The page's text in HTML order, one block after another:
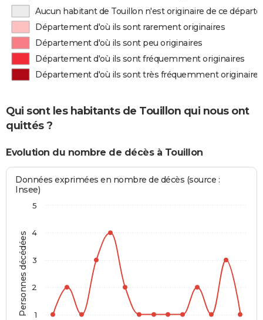
Aucun habitant de Touillon n'est originaire de ce
Département d'où ils sont rarement originaires
Département d'où ils sont peu originaires
Département d'où ils sont fréquemment originaires
Département d'où ils sont très fréquemment originaires
Qui sont les habitants de Touillon qui nous ont
quittés ?
Evolution du nombre de décès à Touillon
Personnes décédées
Données exprimées en nombre de décès (source :
Insee)
1
2
3
4
5